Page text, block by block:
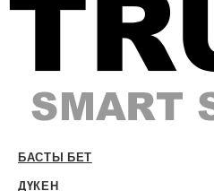
БАСТЫ БЕТ
ДҮКЕН